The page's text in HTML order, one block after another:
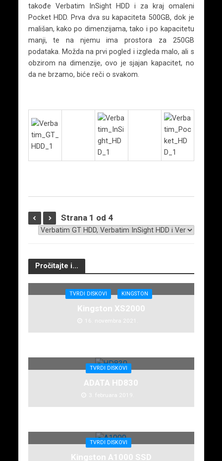
takođe Verbatim InSight HDD i za kraj omaleni
Pocket HDD. Prva dva su kapaciteta 500GB, dok je
mališan, kako po dimenzijama, tako i po kapacitetu
manji, te na njemu ima prostora za 250GB
podataka. Možda na prvi pogled i izgleda malo, ali s
obzirom na dimenzije, ovo je sjajan kapacitet, no
da ne brzamo, biće reči o svakom.
Strana 1 od 4
Pročitajte i...
TVRDI DISKOVI KINGSTON
Kingston XS2000
16. novembra 2021.
TVRDI DISKOVI
ADATA HD830
3. februara 2019.
TVRDI DISKOVI
Kingston A1000 SSD